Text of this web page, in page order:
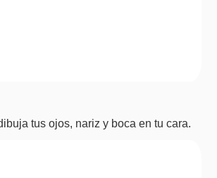
tus ojos, nariz y boca en tu cara.